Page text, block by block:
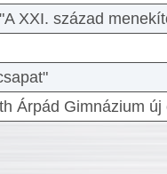
XXI. század
Árpád Gimnázium